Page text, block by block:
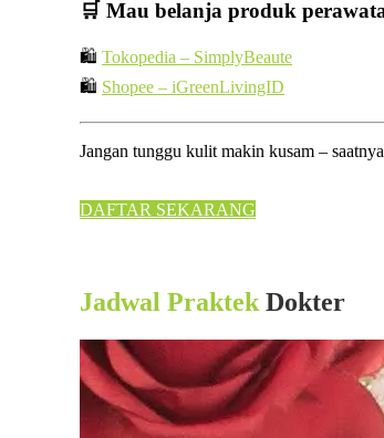
🛒 Mau belanja produk
🛍 Tokopedia – SimplyBeaute
🛍 Shopee – iGreenLivingID
Jangan tunggu kulit makin kusam –
DAFTAR SEKARANG
Jadwal Praktek Dokter